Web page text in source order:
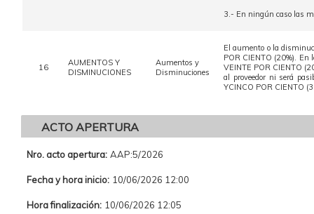
3.- En ningún caso las
16
AUMENTOS Y
DISMINUCIONES
Aumentos y
Disminuciones
El aumento o la
POR CIENTO (20%). En
VEINTE POR CIENTO
al proveedor ni será
YCINCO POR CIENTO
ACTO APERTURA
Nro. acto apertura: AAP:5/2026
Fecha y hora inicio: 10/06/2026 12:00
Hora finalización: 10/06/2026 12:05